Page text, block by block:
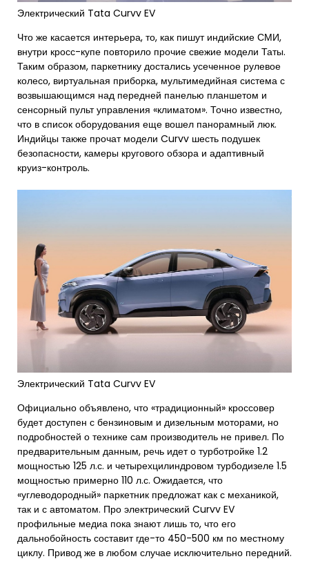
Электрический Tata Curvv EV
Что же касается интерьера, то, как пишут индийские СМИ,
внутри кросс-купе повторило прочие свежие модели Таты.
Таким образом, паркетнику достались усеченное рулевое
колесо, виртуальная приборка, мультимедийная система с
возвышающимся над передней панелью планшетом и
сенсорный пульт управления «климатом». Точно известно,
что в список оборудования еще вошел панорамный люк.
Индийцы также прочат модели Curvv шесть подушек
безопасности, камеры кругового обзора и адаптивный
круиз-контроль.
Электрический Tata Curvv EV
Официально объявлено, что «традиционный» кроссовер
будет доступен с бензиновым и дизельным моторами, но
подробностей о технике сам производитель не привел. По
предварительным данным, речь идет о турботройке 1.2
мощностью 125 л.с. и четырехцилиндровом турбодизеле 1.5
мощностью примерно 110 л.с. Ожидается, что
«углеводородный» паркетник предложат как с механикой,
так и с автоматом. Про электрический Curvv EV
профильные медиа пока знают лишь то, что его
дальнобойность составит где-то 450-500 км по местному
циклу. Привод же в любом случае исключительно передний.